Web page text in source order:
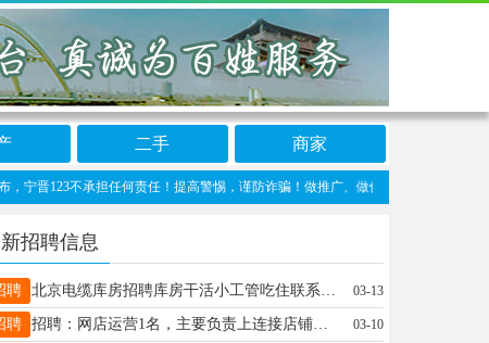
二手 商家
晋123不承担任何责任！提高警惕，谨防诈骗！做推广、做信息置顶！请加宁晋123
招聘信息
聘 北京电缆库房招聘库房干活小工管吃住联系电话13810064892 03-13
聘 招聘：网店运营1名，主要负责上连接店铺维护运营。视频编辑1名，负责短视频编辑更新短视频。工资面议，公休2天。工作地点：方大科技园。电话15227727773。 03-10